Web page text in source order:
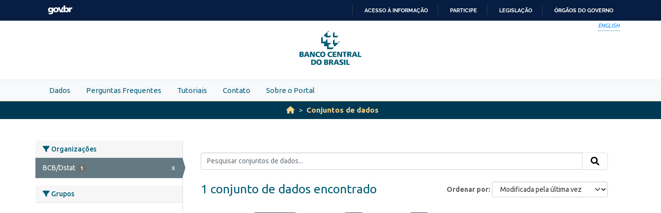
Skip to main content
PARA
O
CONTEÚDO
ACESSO À INFORMAÇÃO PARTICIPE LEGISLAÇÃO ÓRGÃOS DO GOVERNO
ENGLISH
Dados Perguntas Frequentes Tutoriais Contato Sobre o Portal
Conjuntos de dados
Organizações
BCB/Dstat 1 x
Grupos
Ordenar por
1 conjunto de dados encontrado